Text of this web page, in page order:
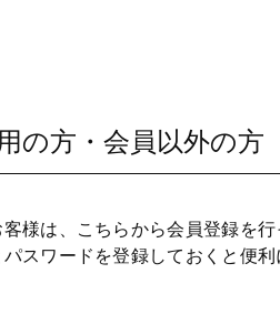
の方・会員以外の方
様は、こちらから会員登録を行
スワードを登録しておくと便